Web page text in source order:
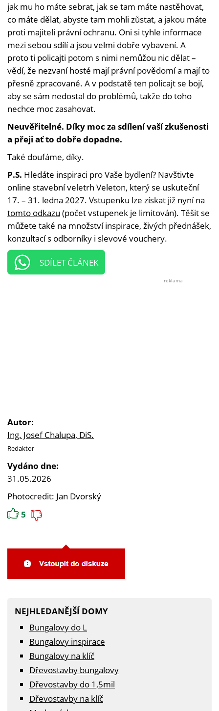
jak mu ho máte sebrat, jak se tam máte nastěhovat,
co máte dělat, abyste tam mohli zůstat, a jakou máte
proti majiteli právní ochranu. Oni si tyhle informace
mezi sebou sdílí a jsou velmi dobře vybavení. A
proto ti policajti potom s nimi nemůžou nic dělat –
vědí, že nezvaní hosté mají právní povědomí a mají to
přesně zpracované. A v podstatě ten policajt se bojí,
aby se sám nedostal do problémů, takže do toho
nechce moc zasahovat.
Neuvěřitelné. Díky moc za sdílení vaší zkušenosti
a přeji ať to dobře dopadne.
Také doufáme, díky.
P.S. Hledáte inspiraci pro Vaše bydlení? Navštivte
online stavební veletrh Veleton, který se uskuteční
17. – 31. ledna 2027. Vstupenku lze získat již nyní na
tomto odkazu (počet vstupenek je limitován). Těšit se
můžete také na množství inspirace, živých přednášek,
konzultací s odborníky i slevové vouchery.
SDÍLET ČLÁNEK
reklama
Autor:
Ing. Josef Chalupa, DiS.
Redaktor
Vydáno dne:
31.05.2026
Photocredit: Jan Dvorský
5
NEJHLEDANĚJŠÍ DOMY
Bungalovy do L
Bungalovy inspirace
Bungalovy na klíč
Dřevostavby bungalovy
Dřevostavby do 1,5mil
Dřevostavby na klíč